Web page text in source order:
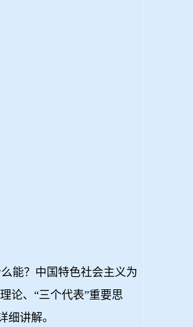
能？中国特色社会主义为
论、“三个代表”重要思
讲解。